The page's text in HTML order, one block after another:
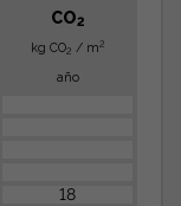
CO2
kg CO2 / m2
año
18